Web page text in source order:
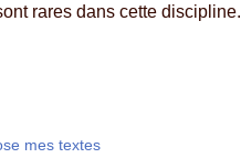
rares dans cette discipline.
mes textes